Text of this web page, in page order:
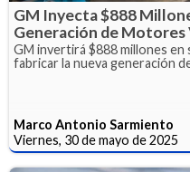
GM Inyecta $888
Generación de Motores
GM invertirá $888 millones en
fabricar la nueva generación
Marco Antonio Sarmiento
Viernes, 30 de mayo de 2025